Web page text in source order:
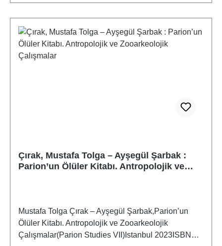
Çırak, Mustafa Tolga – Ayşegül Şarbak :
Parion’un Ölüler Kitabı. Antropolojik ve
Mustafa Tolga Çırak – Ayşegül Şarbak,Parion’un
Ölüler Kitabı. Antropolojik ve Zooarkeolojik
Çalışmalar(Parion Studies VII)Istanbul 2023ISBN